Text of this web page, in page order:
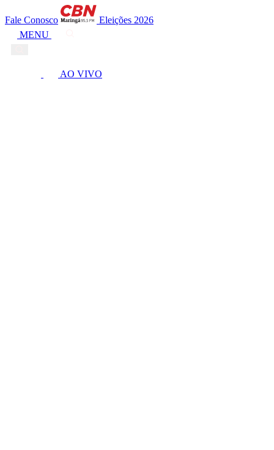
Fale Conosco
Eleições 2026
MENU
AO VIVO